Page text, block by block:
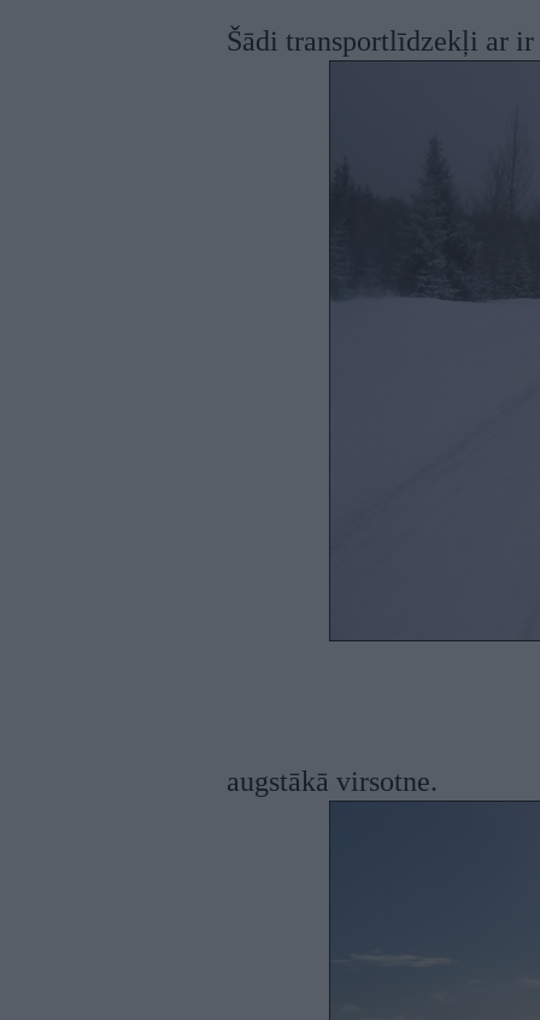
Šādi transportlīdzekļi ar
augstākā virsotne.